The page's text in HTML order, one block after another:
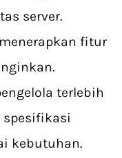
server.
fitur
terlebih
kebutuhan.